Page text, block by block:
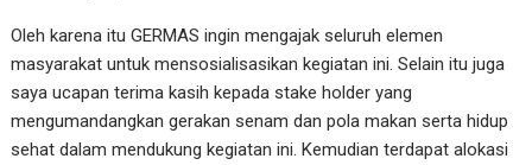
Oleh karena itu GERMAS ingin mengajak seluruh elemen
masyarakat untuk mensosialisasikan kegiatan ini. Selain itu juga
saya ucapan terima kasih kepada stake holder yang
mengumandangkan gerakan senam dan pola makan serta hidup
sehat dalam mendukung kegiatan ini. Kemudian terdapat alokasi